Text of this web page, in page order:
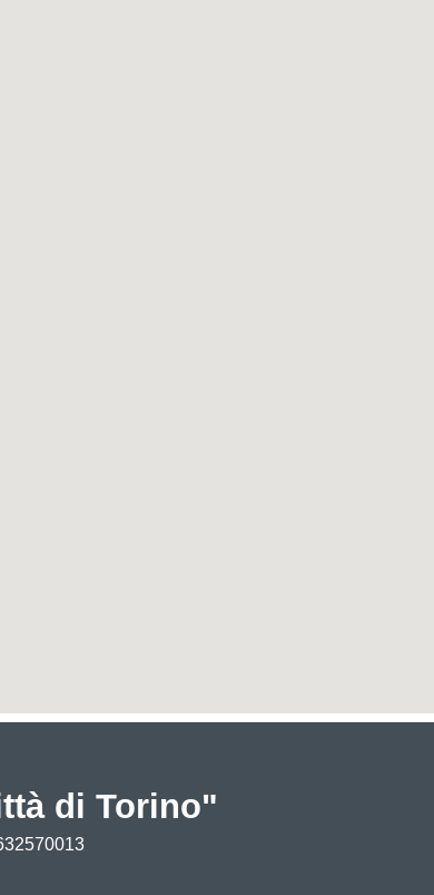
di Torino"